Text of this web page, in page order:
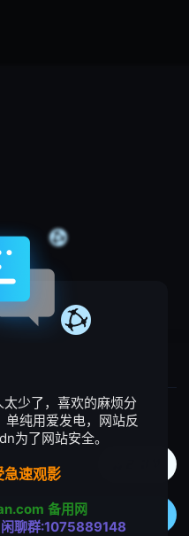
少了，喜欢的麻烦分
纯用爱发电，网站反
为了网站安全。
速观影
备用网
闲聊群:1075889148